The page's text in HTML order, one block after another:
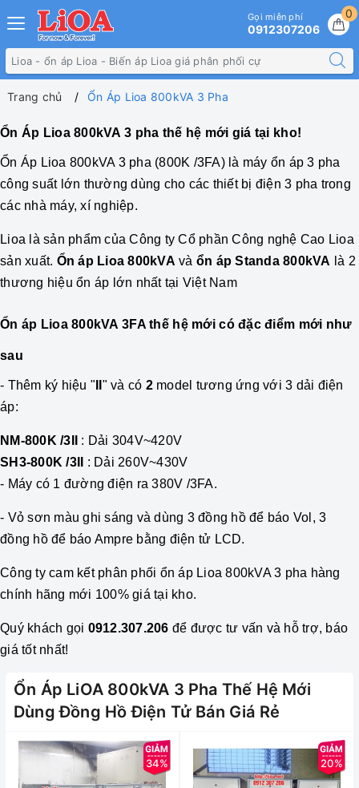
0
Gọi miễn phí
0912307206
Trang chủ Ổn Áp Lioa 800kVA 3 Pha
Ổn Áp Lioa 800kVA 3 pha thế hệ mới giá tại kho!
Ổn Áp Lioa 800kVA 3 pha (800K /3FA) là máy ổn áp 3 pha
công suất lớn thường dùng cho các thiết bị điện 3 pha trong
các nhà máy, xí nghiệp.
Lioa là sản phẩm của Công ty Cổ phần Công nghệ Cao Lioa
sản xuất. Ổn áp Lioa 800kVA và ổn áp Standa 800kVA là 2
thương hiệu ổn áp lớn nhất tại Việt Nam
Ổn áp Lioa 800kVA 3FA thế hệ mới có đặc điểm mới như
sau
- Thêm ký hiệu " " và có 2model tương ứng với 3 dải điện
áp:
NM-800K /3II
: Dải 304V~420V
SH3-800K /3II
: Dải 260V~430V
- Máy có 1 đường điện ra 380V /3FA.
- Vỏ sơn màu ghi sáng và dùng 3 đồng hồ để báo Vol, 3
đồng hồ để báo Ampre bằng điện tử LCD.
Công ty cam kết phân phối ổn ápLioa 800kVA 3 pha hàng
chính hãng mới 100% giá tại kho.
Quý khách gọi 0912.307.206 để được tư vấn và hỗ trợ, báo
giá tốt nhất!
Ổn Áp LiOA 800kVA 3 Pha Thế Hệ Mới
Dùng Đồng Hồ Điện Tử Bán Giá Rẻ
34% 20%